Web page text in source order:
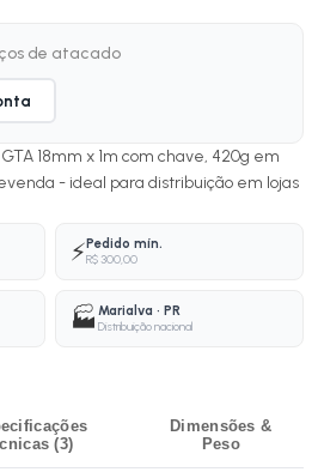
de atacado
18mm x 1m com chave, 420g em
- ideal para distribuição em lojas
⚡Pedido mín.
R$ 300,00
🏭 Marialva · PR
Distribuição nacional
(3)
Dimensões &
Peso